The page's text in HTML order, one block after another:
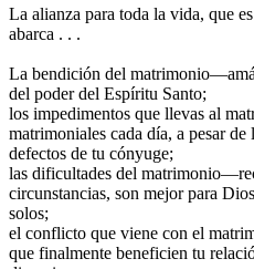
La alianza para toda la vida, que
abarca . . .
La bendición del
del poder del Espíritu Santo;
los impedimentos que llevas al
matrimoniales cada día, a pesar
defectos de tu cónyuge;
las dificultades del
circunstancias, son mejor para
solos;
el conflicto que viene con el
que finalmente beneficien tu